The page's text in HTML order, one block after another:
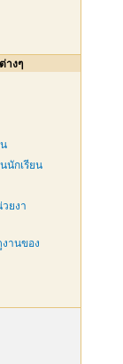
างๆ
นักเรียน
ยงา
านของ